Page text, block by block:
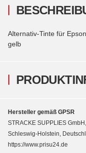
Alternativ-Tinte für
gelb
Hersteller gemäß GPSR
STRACKE SUPPLIES
Schleswig-Holstein,
https://www.prisu24.de